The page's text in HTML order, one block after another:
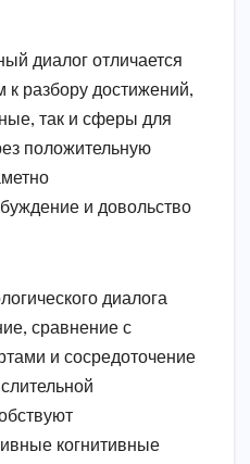
диалог отличается
разбору достижений,
так и сферы для
положительную
и довольство
диалога
сравнение с
и сосредоточение
когнитивные